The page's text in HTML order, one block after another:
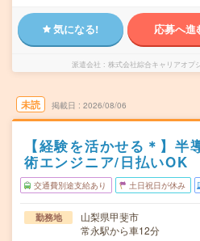
気になる! 応募へ進
派遣会社 株式会社綜合キャリアオプ
未読 掲載日 2026/08/06
【経験を活かせる＊】半
術エンジニア/日払いOK
交通費別途支給あり 土日祝日が休み
勤務地
山梨県甲斐市
常永駅から車12分